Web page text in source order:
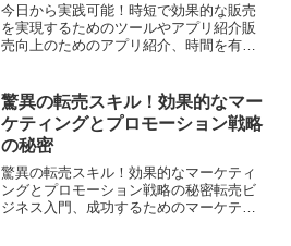
今日から実践可能！時短で効果的な販売
を実現するためのツールやアプリ紹介販
売向上のためのアプリ紹介、時間を有効
つ便利なユーティリティの紹介。これら
のテーマで、あなたの販売...
驚異の転売スキル！効果的なマー
ケティングとプロモーション戦略
の秘密
驚異の転売スキル！効果的なマーケティ
ングとプロモーション戦略の秘密転売ビ
ジネス入門、成功するためのマーケティ